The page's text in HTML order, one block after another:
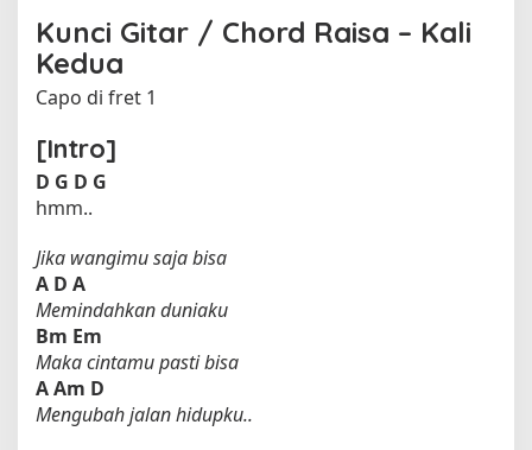
Kunci Gitar / Chord Raisa – Kali
Kedua
Capo di fret 1
[Intro]
D G D G
hmm..
Jika wangimu saja bisa
A D A
Memindahkan duniaku
Bm Em
Maka cintamu pasti bisa
AAm D
Mengubah jalan hidupku..